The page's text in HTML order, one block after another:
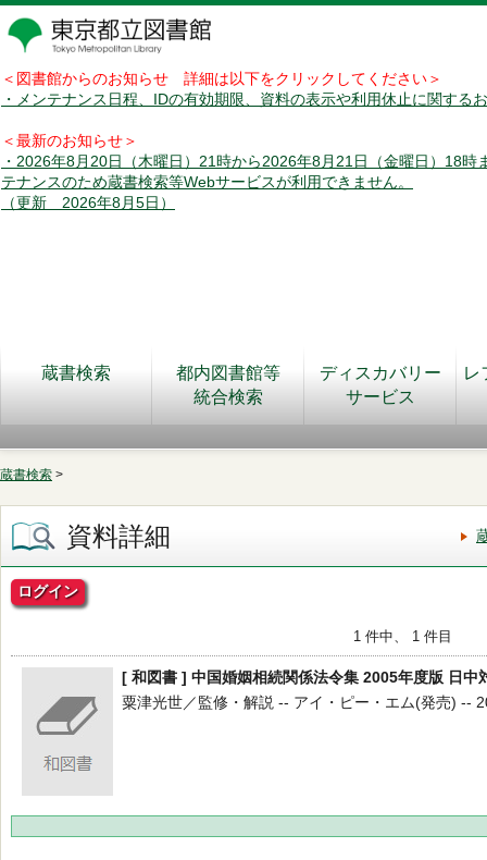
＜図書館からのお知らせ 詳細は以下をクリックしてください＞
・メンテナンス日程、IDの有効期限、資料の表示や利用休止に関する
＜最新のお知らせ＞
・2026年8月20日（木曜日）21時から2026年8月21日（金曜日）18時
テナンスのため蔵書検索等Webサービスが利用できません。
（更新 2026年8月5日）
蔵書検索
都内図書館等
統合検索
ディスカバリー
サービス
レ
蔵書検索 >
資料詳細
ログイン
1 件中、 1 件目
[ 和図書 ] 中国婚姻相続関係法令集 2005年度版 日中
粟津光世／監修・解説 -- アイ・ピー・エム(発売) --